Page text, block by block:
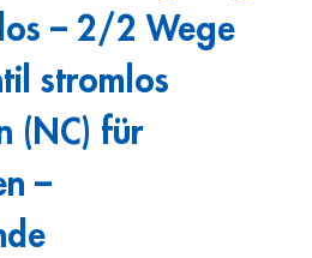
– 2/2 Wege
stromlos
(NC) für
–